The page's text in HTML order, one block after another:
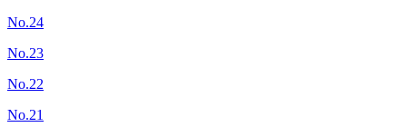
No.24
No.23
No.22
No.21